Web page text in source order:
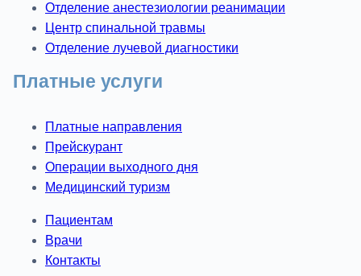
Отделение анестезиологии реанимации
Центр спинальной травмы
Отделение лучевой диагностики
Платные услуги
Платные направления
Прейскурант
Операции выходного дня
Медицинский туризм
Пациентам
Врачи
Контакты